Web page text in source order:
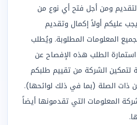
ومن أجل فتح أي نوع من
عليكم أولاً إكمال وتقديم
المعلومات المطلوبة. ويُطلب
الطلب هذه الإفصاح عن
الشركة من تقييم طلبكم
ذات الصلة (بما في ذلك لوائحها).
المعلومات التي تقدمونها أيضاً